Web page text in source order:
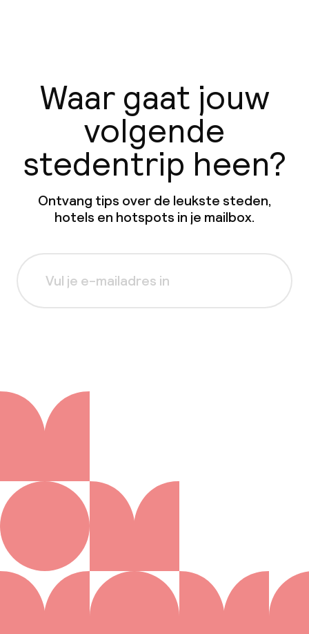
Waar gaat jouw
volgende
stedentrip heen?
Ontvang tips over de leukste steden,
hotels en hotspots in je mailbox.